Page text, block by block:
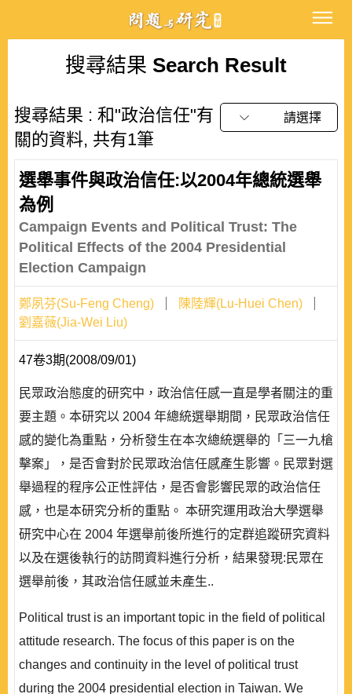
搜尋結果 Search Result
搜尋結果 : 和"政治信任"有
關的資料, 共有1筆
請選擇
選舉事件與政治信任:以2004年總統選舉
為例
Campaign Events and Political Trust: The
Political Effects of the 2004 Presidential
Election Campaign
鄭夙芬(Su-Feng Cheng)
陳陸輝(Lu-Huei Chen)
劉嘉薇(Jia-Wei Liu)
47卷3期(2008/09/01)
民眾政治態度的研究中，政治信任感一直是學者關注的重
要主題。本研究以 2004 年總統選舉期間，民眾政治信任
感的變化為重點，分析發生在本次總統選舉的「三一九槍
擊案」，是否會對於民眾政治信任感產生影響。民眾對選
舉過程的程序公正性評估，是否會影響民眾的政治信任
感，也是本研究分析的重點。 本研究運用政治大學選舉
研究中心在 2004 年選舉前後所進行的定群追蹤研究資料
以及在選後執行的訪問資料進行分析，結果發現:民眾在
選舉前後，其政治信任感並未產生..
Political trust is an important topic in the field of political
attitude research. The focus of this paper is on the
changes and continuity in the level of political trust
during the 2004 presidential election in Taiwan. We